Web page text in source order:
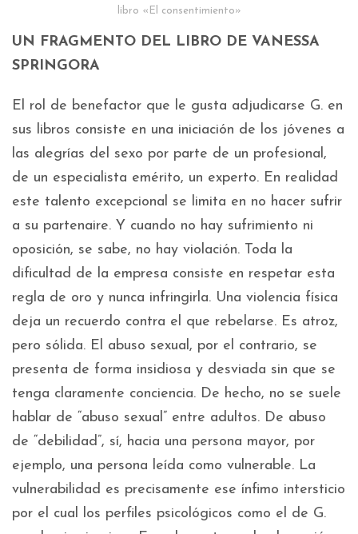
libro «El consentimiento»
UN FRAGMENTO DEL LIBRO DE VANESSA
SPRINGORA
El rol de benefactor que le gusta adjudicarse G. en
sus libros consiste en una iniciación de los jóvenes a
las alegrías del sexo por parte de un profesional,
de un especialista emérito, un experto. En realidad
este talento excepcional se limita en no hacer sufrir
a su partenaire. Y cuando no hay sufrimiento ni
oposición, se sabe, no hay violación. Toda la
dificultad de la empresa consiste en respetar esta
regla de oro y nunca infringirla. Una violencia física
deja un recuerdo contra el que rebelarse. Es atroz,
pero sólida. El abuso sexual, por el contrario, se
presenta de forma insidiosa y desviada sin que se
tenga claramente conciencia. De hecho, no se suele
hablar de “abuso sexual” entre adultos. De abuso
de “debilidad”, sí, hacia una persona mayor, por
ejemplo, una persona leída como vulnerable. La
vulnerabilidad es precisamente ese ínfimo intersticio
por el cual los perfiles psicológicos como el de G.